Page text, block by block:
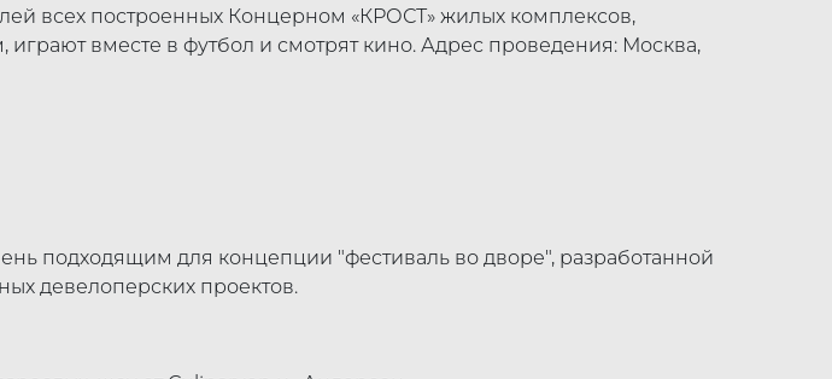
всех построенных Концерном «КРОСТ» жилых комплексов,
вместе в футбол и смотрят кино. Адрес проведения: Москва,
подходящим для концепции "фестиваль во дворе", разработанной
девелоперских проектов.